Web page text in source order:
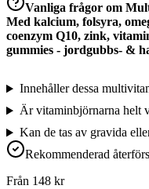
Vanliga frågor om
Med kalcium, folsyra,
coenzym Q10, zink,
gummies - jordgubbs- &
Innehåller dessa
Är vitaminbjörnarna helt
Kan de tas av gravida
Rekommenderad
Från 148 kr